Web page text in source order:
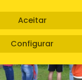
Aceitar
Configurar